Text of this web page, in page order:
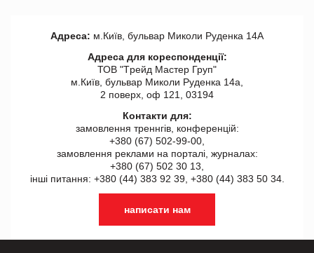
Адреса: м.Київ, бульвар Миколи Руденка 14А
Адреса для кореспонденції:
ТОВ "Tрейд Мастер Груп"
м.Київ, бульвар Миколи Руденка 14а,
2 поверх, оф 121, 03194
Контакти для:
замовлення треннгів, конференцій:
+380 (67) 502-99-00,
замовлення реклами на порталі, журналах:
+380 (67) 502 30 13,
інші питання: +380 (44) 383 92 39, +380 (44) 383 50 34.
написати нам